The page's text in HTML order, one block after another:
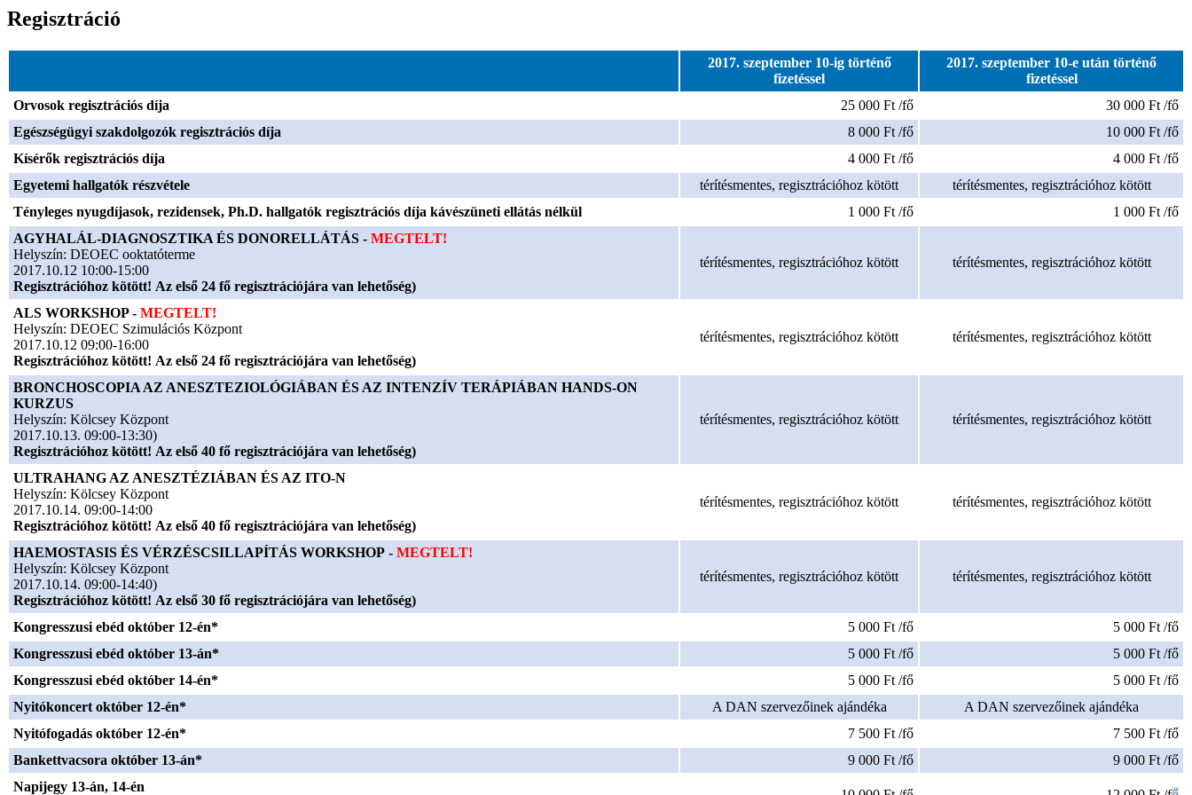
Regisztráció
2017. szeptember 10-ig történő
fizetéssel
2017. szeptember 10-e után történő
fizetéssel
Orvosok regisztrációs díja
25 000 Ft /fő
30 000 Ft /fő
Egészségügyi szakdolgozók regisztrációs díja
8 000 Ft /fő
10 000 Ft /fő
Kísérők regisztrációs díja
4 000 Ft /fő
4 000 Ft /fő
Egyetemi hallgatók részvétele
térítésmentes, regisztrációhoz kötött
térítésmentes, regisztrációhoz kötött
Tényleges nyugdíjasok, rezidensek, Ph.D. hallgatók regisztrációs díja kávészüneti ellátás nélkül
1 000 Ft /fő
1 000 Ft /fő
AGYHALÁL-DIAGNOSZTIKA ÉS DONORELLÁTÁS - MEGTELT!
Helyszín: DEOEC ooktatóterme
2017.10.12 10:00-15:00
Regisztrációhoz kötött! Az első 24 fő regisztrációjára van lehetőség)
térítésmentes, regisztrációhoz kötött térítésmentes, regisztrációhoz kötött
ALS WORKSHOP - MEGTELT!
Helyszín: DEOEC Szimulációs Központ
2017.10.12 09:00-16:00
Regisztrációhoz kötött! Az első 24 fő regisztrációjára van lehetőség)
térítésmentes, regisztrációhoz kötött térítésmentes, regisztrációhoz kötött
BRONCHOSCOPIA AZ ANESZTEZIOLÓGIÁBAN ÉS AZ INTENZÍV TERÁPIÁBAN HANDS-ON
KURZUS
Helyszín: Kölcsey Központ
2017.10.13. 09:00-13:30)
Regisztrációhoz kötött! Az első 40 fő regisztrációjára van lehetőség)
térítésmentes, regisztrációhoz kötött térítésmentes, regisztrációhoz kötött
ULTRAHANG AZ ANESZTÉZIÁBAN ÉS AZ ITO-N
Helyszín: Kölcsey Központ
2017.10.14. 09:00-14:00
Regisztrációhoz kötött! Az első 40 fő regisztrációjára van lehetőség)
térítésmentes, regisztrációhoz kötött térítésmentes, regisztrációhoz kötött
HAEMOSTASIS ÉS VÉRZÉSCSILLAPÍTÁS WORKSHOP - MEGTELT!
Helyszín: Kölcsey Központ
2017.10.14. 09:00-14:40)
Regisztrációhoz kötött! Az első 30 fő regisztrációjára van lehetőség)
térítésmentes, regisztrációhoz kötött térítésmentes, regisztrációhoz kötött
Kongresszusi ebéd október 12-én* 5 000 Ft /fő
5 000 Ft /fő
Kongresszusi ebéd október 13-án*
5 000 Ft /fő
5 000 Ft /fő
Kongresszusi ebéd október 14-én*
5 000 Ft /fő
5 000 Ft /fő
Nyitókoncert október 12-én*
A DAN szervezőinek ajándéka
A DAN szervezőinek ajándéka
Nyitófogadás október 12-én*
7 500 Ft /fő
7 500 Ft /fő
Bankettvacsora október 13-án*
9 000 Ft /fő
9 000 Ft /fő
Napijegy 13-án, 14-én